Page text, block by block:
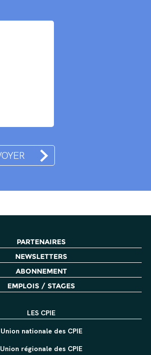
PARTENAIRES
NEWSLETTERS
ABONNEMENT
EMPLOIS / STAGES
LES CPIE
Union nationale des CPIE
Union régionale des CPIE